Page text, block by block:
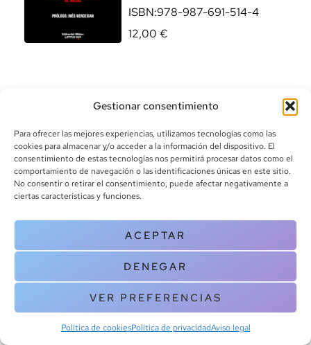
Gestionar consentimiento
Para ofrecer las mejores experiencias, utilizamos tecnologías como las
cookies para almacenar y/o acceder a la información del dispositivo. El
consentimiento de estas tecnologías nos permitirá procesar datos como el
comportamiento de navegación o las identificaciones únicas en este sitio.
No consentir o retirar el consentimiento, puede afectar negativamente a
ciertas características y funciones.
ACEPTAR
DENEGAR
VER PREFERENCIAS
Política de cookiesPolítica de privacidadAviso legal
ISBN:978-987-691-514-4
12,00 €
info@canoalibros.com
pedidos@canoalibros.com
+34 934 242 391
CONTACTO
Copyright © 2025 Canoa Libros. All Rights Reserved |
cookies
| Aviso legal